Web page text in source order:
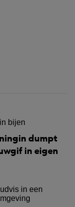
dumpt
in eigen